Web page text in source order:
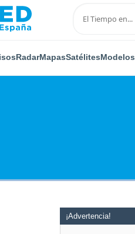
RadarMapasSatélitesModelos
¡Advertencia!